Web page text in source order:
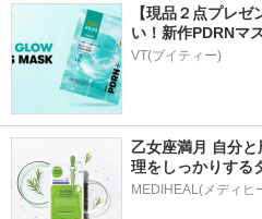
【現品２点プレ
い！新作PDRNマ
VT(ブイティー)
乙女座満月 自分
理をしっかりする
MEDIHEAL(メディヒ